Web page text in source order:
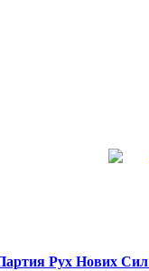
Рух Нових Сил